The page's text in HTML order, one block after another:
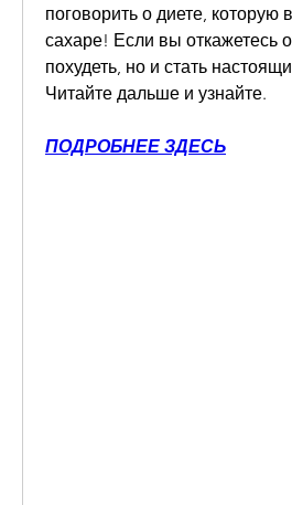
поговорить о диете,
сахаре! Если вы откажетесь
похудеть, но и стать
Читайте дальше и узнайте.
ПОДРОБНЕЕ ЗДЕСЬ